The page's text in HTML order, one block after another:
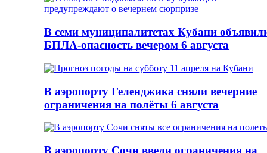
В семи муниципалитетах Кубани
БПЛА-опасность вечером 6 августа
В аэропорту Геленджика сняли вечерние
ограничения на полёты 6 августа
В аэропорту Сочи ввели ограничения на